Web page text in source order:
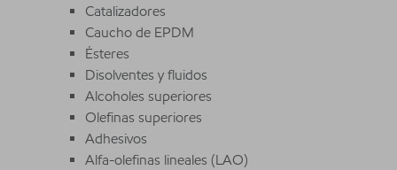
Catalizadores
Caucho de EPDM
Ésteres
Disolventes y fluidos
Alcoholes superiores
Olefinas superiores
Adhesivos
Alfa-olefinas lineales (LAO)